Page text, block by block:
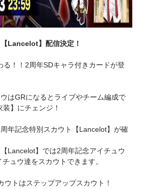
Lancelot】配信決定！
る！！2周年SDキャラ付きカードが登
はGRになるとライブやチーム編成で
】にチェンジ！
年記念特別スカウト【Lancelot】が確
Lancelot】では2周年記念アイチュウ
ュウ達をスカウトできます。
ウトはステップアップスカウト！